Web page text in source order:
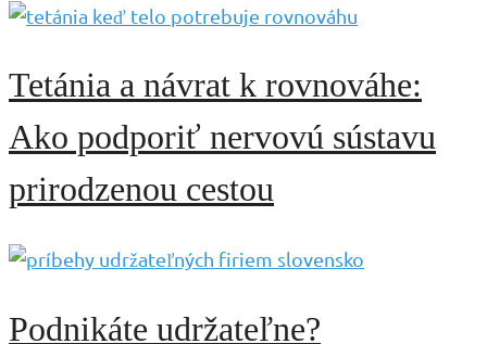
Tetánia a návrat k rovnováhe:
Ako podporiť nervovú sústavu
prirodzenou cestou
Podnikáte udržateľne?